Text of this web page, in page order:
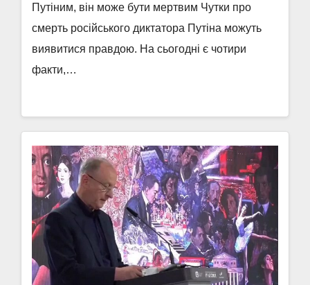
Путіним, він може бути мертвим Чутки про
смерть російського диктатора Путіна можуть
виявитися правдою. На сьогодні є чотири
факти,…